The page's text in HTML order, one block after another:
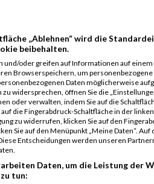
Tannenberger 0000
petcare
gmbH
KPos = Kategorie Position, TPos =
DNF = Did not finish, DQ =
„Ablehnen“ wird die
beibehalten.
oder greifen auf Informationen auf einem
Browserspeichern, um
Daten möglicherweise
widersprechen, öffnen Sie die
oder verwalten, indem Sie auf die
die Fingerabdruck-Schaltfläche in der
zu widerrufen, klicken Sie auf den
Sie auf den Menüpunkt „Meine Daten“. Auf
Entscheidungen werden unseren
Daten, um die Leistung der
tun: